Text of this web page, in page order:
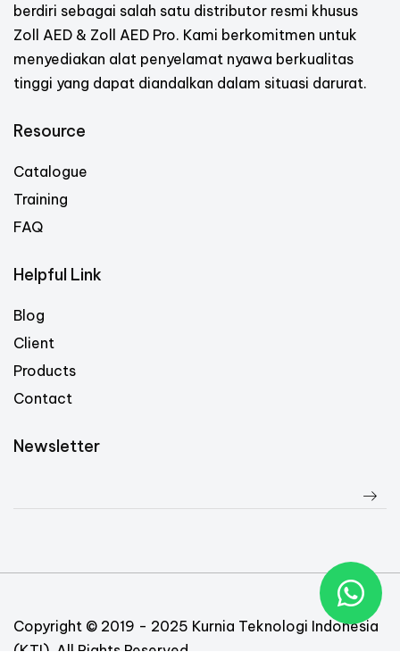
berdiri sebagai salah satu distributor resmi khusus
Zoll AED & Zoll AED Pro. Kami berkomitmen untuk
menyediakan alat penyelamat nyawa berkualitas
tinggi yang dapat diandalkan dalam situasi darurat.
Resource
Catalogue
Training
FAQ
Helpful Link
Blog
Client
Products
Contact
Newsletter
Copyright © 2019 - 2025 Kurnia Teknologi Indonesia
(KTI). All Rights Reserved